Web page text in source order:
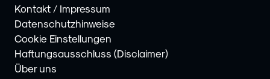
Kontakt / Impressum
Datenschutzhinweise
Cookie Einstellungen
Haftungsausschluss (Disclaimer)
Über uns